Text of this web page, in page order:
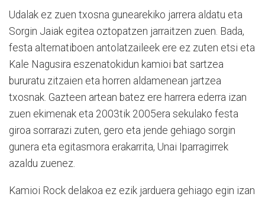
Udalak ez zuen txosna gunearekiko jarrera aldatu eta
Sorgin Jaiak egitea oztopatzen jarraitzen zuen. Bada,
festa alternatiboen antolatzaileek ere ez zuten etsi eta
Kale Nagusira eszenatokidun kamioi bat sartzea
bururatu zitzaien eta horren aldamenean jartzea
txosnak. Gazteen artean batez ere harrera ederra izan
zuen ekimenak eta 2003tik 2005era sekulako festa
giroa sorrarazi zuten, gero eta jende gehiago sorgin
gunera eta egitasmora erakarrita, Unai Iparragirrek
azaldu zuenez.
Kamioi Rock delakoa ez ezik jarduera gehiago egin izan